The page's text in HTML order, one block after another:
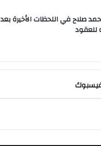
صلاح في اللحظات الأخيرة بعد
للعقود